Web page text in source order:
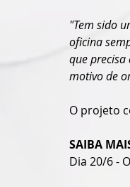
"Tem sido
oficina
que
motivo de
O projeto
SAIBA
Dia 20/6 -